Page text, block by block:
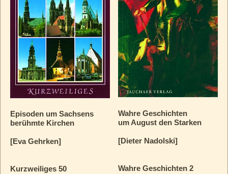
Episoden um Sachsens
berühmte Kirchen
[Eva Gehrken]
Kurzweiliges 50
Wahre Geschichten
um August den Starken
[Dieter Nadolski]
Wahre Geschichten 2